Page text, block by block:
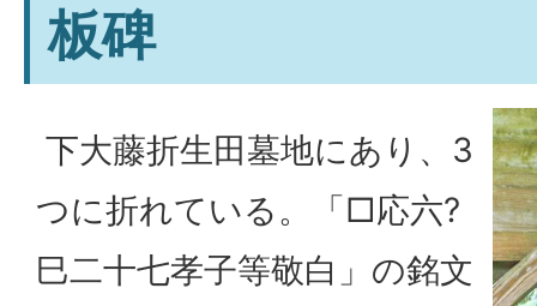
板碑
下大藤折生田墓地にあり、3
つに折れている。「□応六?
巳二十七孝子等敬白」の銘文